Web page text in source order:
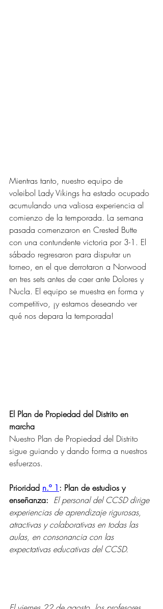
Mientras tanto, nuestro equipo de
voleibol Lady Vikings ha estado ocupado
acumulando una valiosa experiencia al
comienzo de la temporada. La semana
pasada comenzaron en Crested Butte
con una contundente victoria por 3-1. El
sábado regresaron para disputar un
torneo, en el que derrotaron a Norwood
en tres sets antes de caer ante Dolores y
Nucla. El equipo se muestra en forma y
competitivo, ¡y estamos deseando ver
qué nos depara la temporada!
El Plan de Propiedad del Distrito en
marcha
Nuestro Plan de Propiedad del Distrito
sigue guiando y dando forma a nuestros
esfuerzos.
Prioridad n.º 1: Plan de estudios y
enseñanza: El personal del CCSD dirige
experiencias de aprendizaje rigurosas,
atractivas y colaborativas en todas las
aulas, en consonancia con las
expectativas educativas del CCSD.